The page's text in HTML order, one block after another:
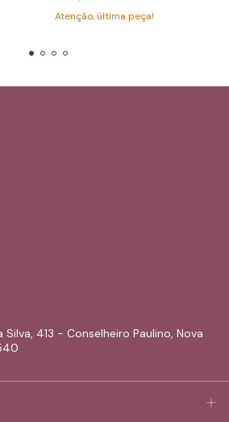
Atenção, última peça!
Silva, 413 - Conselheiro Paulino, Nova